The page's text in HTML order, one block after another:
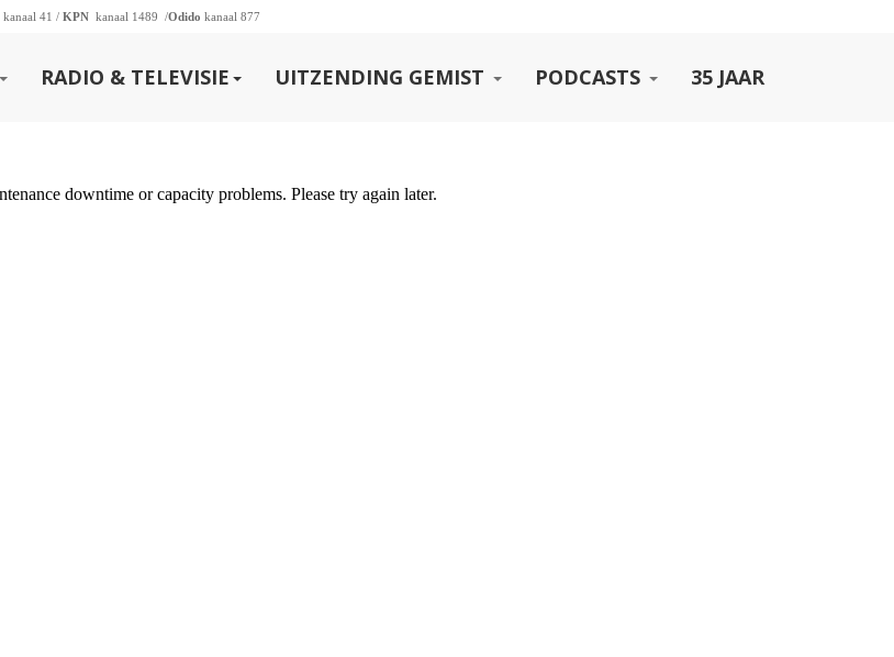
kanaal 41 / KPN kanaal 1489 /Odido kanaal 877
RADIO & TELEVISIE UITZENDING GEMIST PODCASTS 35 JAAR